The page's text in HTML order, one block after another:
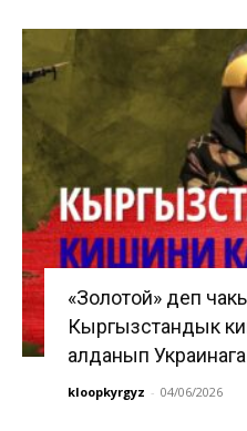
«Золотой» деп
Кыргызстандык
алданып
kloopkyrgyz - 04/06/2026